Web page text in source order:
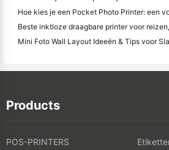
Products
POS-PRINTERS